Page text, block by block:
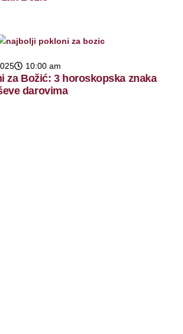
10:00 am
za Božić: 3 horoskopska znaka
darovima